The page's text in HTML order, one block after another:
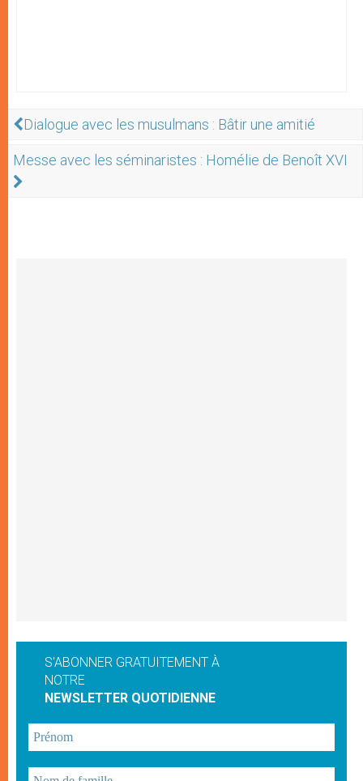
Dialogue avec les musulmans : Bâtir une amitié
Messe avec les séminaristes : Homélie de Benoît XVI
S'ABONNER GRATUITEMENT À
NOTRE
NEWSLETTER QUOTIDIENNE